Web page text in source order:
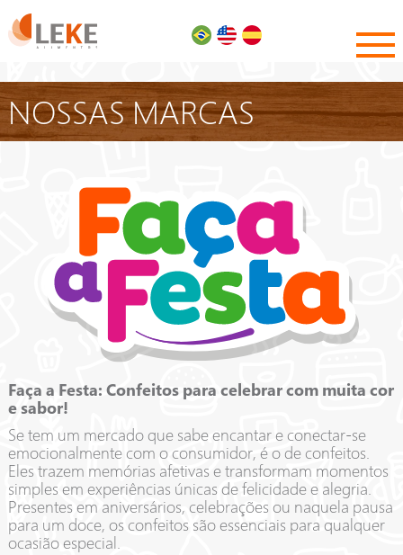
NOSSAS MARCAS
Faça a Festa: Confeitos para celebrar com muita cor
e sabor!
Se tem um mercado que sabe encantar e conectar-se
emocionalmente com o consumidor, é o de confeitos.
Eles trazem memórias afetivas e transformam momentos
simples em experiências únicas de felicidade e alegria.
Presentes em aniversários, celebrações ou naquela pausa
para um doce, os confeitos são essenciais para qualquer
ocasião especial.